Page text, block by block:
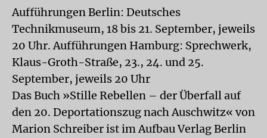
Aufführungen Berlin: Deutsches
Technikmuseum, 18 bis 21. September, jeweils
20 Uhr. Aufführungen Hamburg: Sprechwerk,
Klaus-Groth-Straße, 23., 24. und 25.
September, jeweils 20 Uhr
Das Buch »Stille Rebellen – der Überfall auf
den 20. Deportationszug nach Auschwitz« von
Marion Schreiber ist im Aufbau Verlag Berlin